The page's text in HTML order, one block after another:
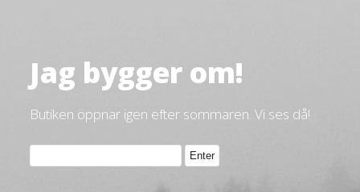
Jag bygger om!
Butiken öppnar igen efter sommaren. Vi ses då!